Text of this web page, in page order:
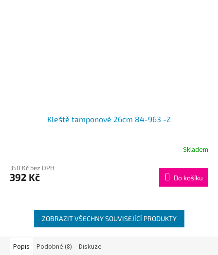
Kleště tamponové 26cm 84-963 -Z
Skladem
350 Kč bez DPH
392 Kč Do košíku
ZOBRAZIT VŠECHNY SOUVISEJÍCÍ PRODUKTY
Popis Podobné (8) Diskuze